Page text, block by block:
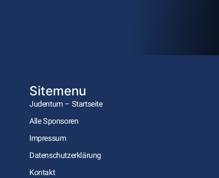
Sitemenu
Judentum – Startseite
Alle Sponsoren
Impressum
Datenschutzerklärung
Kontakt